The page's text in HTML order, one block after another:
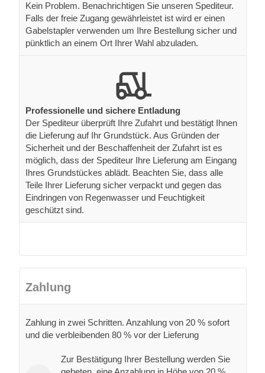
Kein Problem. Benachrichtigen Sie unseren Spediteur.
Falls der freie Zugang gewährleistet ist wird er einen
Gabelstapler verwenden um Ihre Bestellung sicher und
pünktlich an einem Ort Ihrer Wahl abzuladen.
Professionelle und sichere Entladung
Der Spediteur überprüft Ihre Zufahrt und bestätigt Ihnen
die Lieferung auf Ihr Grundstück. Aus Gründen der
Sicherheit und der Beschaffenheit der Zufahrt ist es
möglich, dass der Spediteur Ihre Lieferung am Eingang
Ihres Grundstückes ablädt. Beachten Sie, dass alle
Teile Ihrer Lieferung sicher verpackt und gegen das
Eindringen von Regenwasser und Feuchtigkeit
geschützt sind.
Zahlung
Zahlung in zwei Schritten. Anzahlung von 20 % sofort
und die verbleibenden 80 % vor der Lieferung
Zur Bestätigung Ihrer Bestellung werden Sie